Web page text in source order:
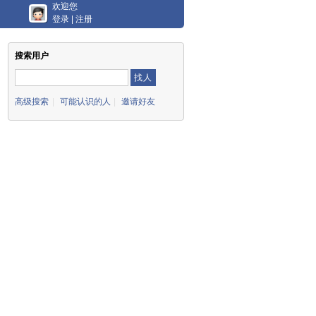
欢迎您
登录
注册
搜索用户
高级搜索 可能认识的人 邀请好友